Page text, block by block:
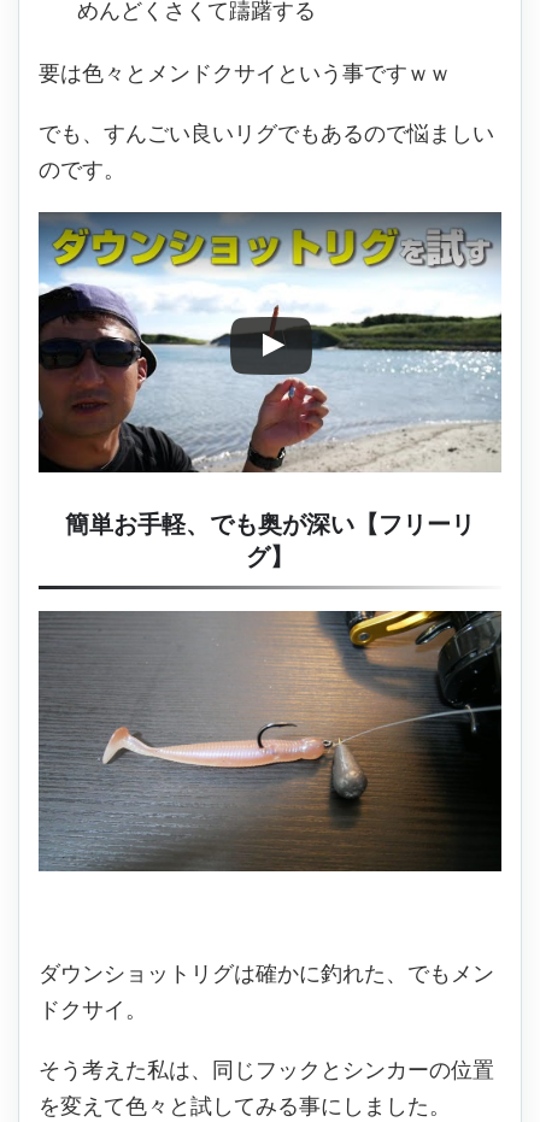
めんどくさくて躊躇する
要は色々とメンドクサイという事ですｗｗ
でも、すんごい良いリグでもあるので悩ましい
のです。
簡単お手軽、でも奥が深い【フリーリ
グ】
ダウンショットリグは確かに釣れた、でもメン
ドクサイ。
そう考えた私は、同じフックとシンカーの位置
を変えて色々と試してみる事にしました。